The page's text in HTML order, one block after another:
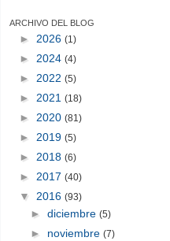
ARCHIVO DEL BLOG
► 2026 (1)
► 2024 (4)
► 2022 (5)
► 2021 (18)
► 2020 (81)
► 2019 (5)
► 2018 (6)
► 2017 (40)
▼ 2016 (93)
►diciembre(5)
► noviembre(7)